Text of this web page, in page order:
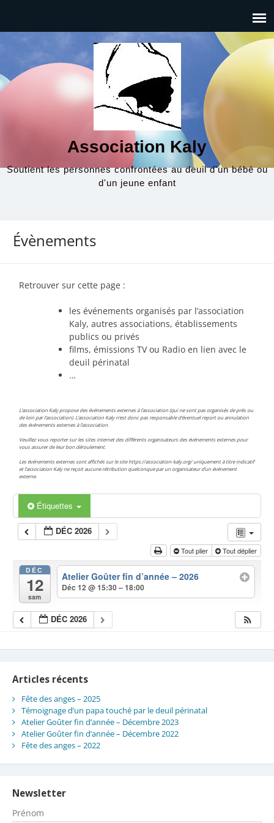
Association Kaly
Soutient les personnes confrontées au deuil d'un bébé ou
d'un jeune enfant
Évènements
Retrouver sur cette page :
les événements organisés par l’association
Kaly, autres associations, établissements
publics ou privés
films, émissions TV ou Radio en lien avec le
deuil périnatal
…
L’association Kaly propose des événements externes à l’association (qui ne sont pas organisés de près ou
de loin par l’association). L’association Kaly n’est donc pas responsable d’éventuel report ou annulation
des événements externes à l’association.
Veuillez vous reporter sur les sites internet des différents organisateurs des événements externes pour
vous assurer de leur bon déroulement.
Les événements externes sont affichés sur le site https://association-kaly.org/ uniquement à titre indicatif
et l’association Kaly ne reçoit aucune rétribution quelconque par un organisateur d’un événement
externe.
Étiquettes
DÉC 2026
Tout plier Tout déplier
DÉC
12
sam
Atelier Goûter fin d’année – 2026
Déc 12 @ 15:30 – 18:00
DÉC 2026
Articles récents
Fête des anges – 2025
Témoignage d’un papa touché par le deuil périnatal
Atelier Goûter fin d’année – Décembre 2023
Atelier Goûter fin d’année – Décembre 2022
Fête des anges – 2022
Newsletter
Prénom